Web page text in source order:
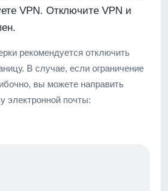
VPN. Отключите VPN и
рекомендуется отключить
В случае, если ограничение
вы можете направить
электронной почты: